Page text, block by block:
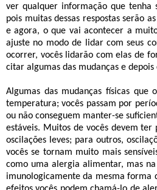
ver qualquer informação que tenha
pois muitas dessas respostas serão
e agora, o que vai acontecer a
ajuste no modo de lidar com seus
ocorrer, vocês lidarão com elas de
citar algumas das mudanças e
Algumas das mudanças físicas que
temperatura; vocês passam por
ou não conseguem manter-se
estáveis. Muitos de vocês devem
oscilações leves; para outros,
vocês se tornam muito mais
como uma alergia alimentar, mas
imunologicamente da mesma forma